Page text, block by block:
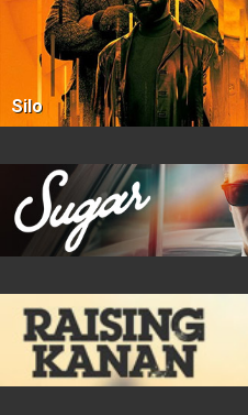
Silo